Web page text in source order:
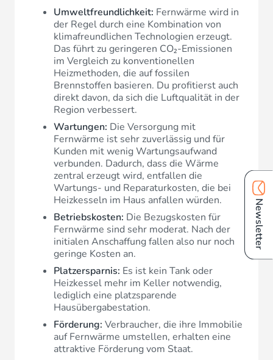
Umweltfreundlichkeit: Fernwärme wird in
der Regel durch eine Kombination von
klimafreundlichen Technologien erzeugt.
Das führt zu geringeren CO₂-Emissionen
im Vergleich zu konventionellen
Heizmethoden, die auf fossilen
Brennstoffen basieren. Du profitierst auch
direkt davon, da sich die Luftqualität in der
Region verbessert.
Wartungen: Die Versorgung mit
Fernwärme ist sehr zuverlässig und für
Kunden mit wenig Wartungsaufwand
verbunden. Dadurch, dass die Wärme
zentral erzeugt wird, entfallen die
Wartungs- und Reparaturkosten, die bei
Heizkesseln im Haus anfallen würden.
Betriebskosten: Die Bezugskosten für
Fernwärme sind sehr moderat. Nach der
initialen Anschaffung fallen also nur noch
geringe Kosten an.
Platzersparnis: Es ist kein Tank oder
Heizkessel mehr im Keller notwendig,
lediglich eine platzsparende
Hausübergabestation.
Förderung: Verbraucher, die ihre Immobilie
auf Fernwärme umstellen, erhalten eine
attraktive Förderung vom Staat.
Newsletter